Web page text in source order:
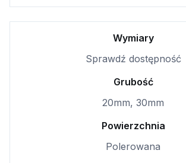
Wymiary
Sprawdź dostępność
Grubość
20mm, 30mm
Powierzchnia
Polerowana